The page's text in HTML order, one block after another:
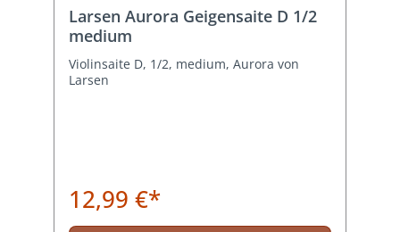
Larsen Aurora Geigensaite D 1/2
medium
Violinsaite D, 1/2, medium, Aurora von
Larsen
12,99 €*